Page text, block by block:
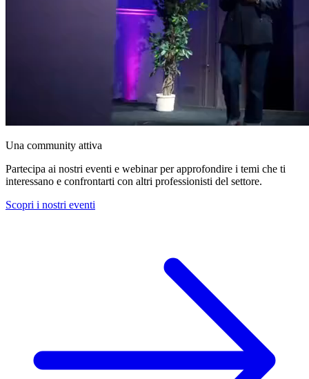
Una community attiva
Partecipa ai nostri eventi e webinar per approfondire i temi che ti
interessano e confrontarti con altri professionisti del settore.
Scopri i nostri eventi